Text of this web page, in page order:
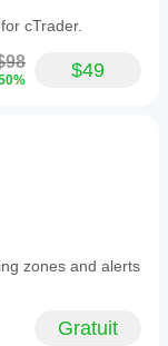
cTrader.
$49
zones and alerts
Gratuit